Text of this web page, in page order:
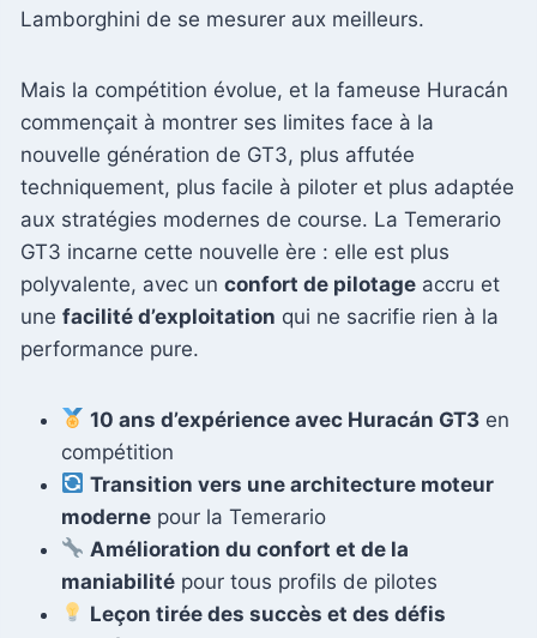
Lamborghini de se mesurer aux meilleurs.
Mais la compétition évolue, et la fameuse Huracán
commençait à montrer ses limites face à la
nouvelle génération de GT3, plus affutée
techniquement, plus facile à piloter et plus adaptée
aux stratégies modernes de course. La Temerario
GT3 incarne cette nouvelle ère : elle est plus
polyvalente, avec un confort de pilotage accru et
une facilité d’exploitation qui ne sacrifie rien à la
performance pure.
10 ans d’expérience avec Huracán GT3 en
compétition
Transition vers une architecture moteur
moderne pour la Temerario
Amélioration du confort et de la
maniabilité pour tous profils de pilotes
Leçon tirée des succès et des défis